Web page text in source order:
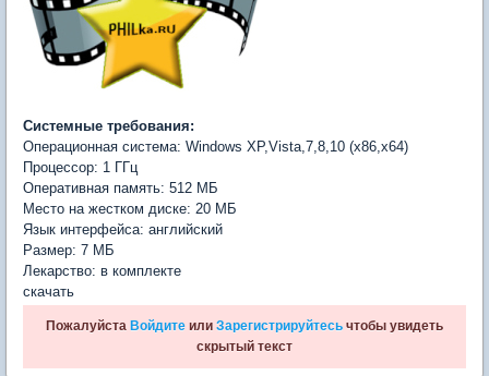
Системные требования:
Операционная система: Windows XP,Vista,7,8,10 (x86,x64)
Процессор: 1 ГГц
Оперативная память: 512 МБ
Место на жестком диске: 20 МБ
Язык интерфейса: английский
Размер: 7 МБ
Лекарство: в комплекте
скачать
Пожалуйста Войдите или Зарегистрируйтесь чтобы увидеть
скрытый текст